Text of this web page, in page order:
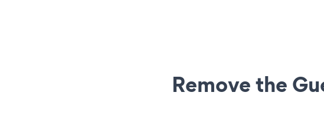
Remove the